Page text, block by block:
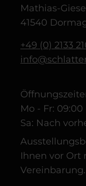
Mathias-
41540
+49 (0) 2133
Mo - Fr: 09:00
Sa: Nach
Ihnen vor Ort
Vereinbarung.